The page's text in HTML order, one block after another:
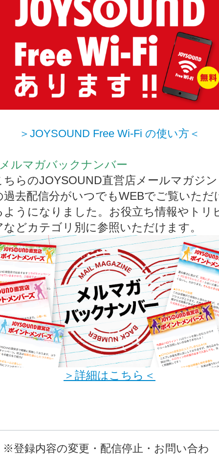
＞JOYSOUND Free Wi-Fi の使い方＜
ルマガバックナンバー
ちらのJOYSOUND直営店メールマガジン
過去配信分がいつでもWEBでご覧いただ
ようになりました。お役立ち情報やトリ
などカテゴリ別に参照いただけます。
＞詳細はこちら＜
※登録内容の変更・配信停止・お問い合わ